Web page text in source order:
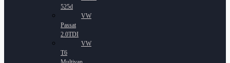
525d
VW
Passat
2.0TDI
VW
T6